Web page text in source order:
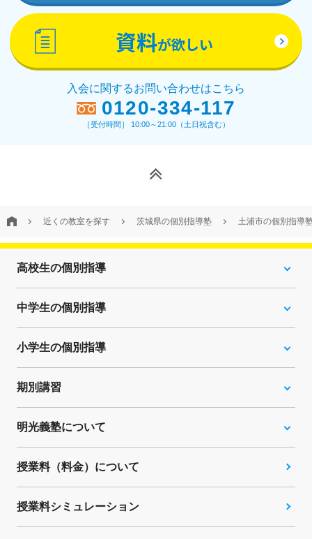
資料が欲しい
入会に関するお問い合わせはこちら
0120-334-117
［受付時間］ 10:00～21:00（土日祝含む）
近くの教室を探す 茨城県の個別指導塾 土浦市の個別指導
高校生の個別指導
中学生の個別指導
小学生の個別指導
期別講習
明光義塾について
授業料（料金）について
授業料シミュレーション